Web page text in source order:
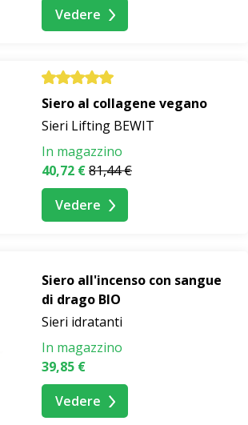
Vedere
Siero al collagene vegano
Sieri Lifting BEWIT
In magazzino
40,72 €81,44 €
Vedere
Siero all'incenso con sangue
di drago BIO
Sieri idratanti
In magazzino
39,85 €
Vedere